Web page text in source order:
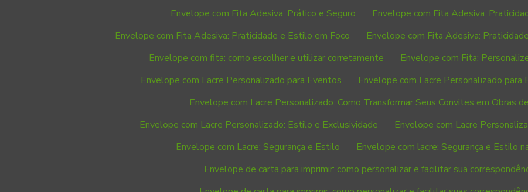
Envelope com Fita Adesiva: Prático e Seguro
Envelope com Fita Adesiva:
Envelope com Fita Adesiva: Praticidade e Estilo em Foco
Envelope com Fita Adesiva:
Envelope com fita: como escolher e utilizar corretamente
Envelope com Fita:
Envelope com Lacre Personalizado para Eventos
Envelope com Lacre Personalizado para
Envelope com Lacre Personalizado: Como Transformar Seus Convites em Obras
Envelope com Lacre Personalizado: Estilo e Exclusividade
Envelope com Lacre
Envelope com Lacre: Segurança e Estilo
Envelope com lacre: Segurança e Estilo
Envelope de carta para imprimir: como personalizar e facilitar sua